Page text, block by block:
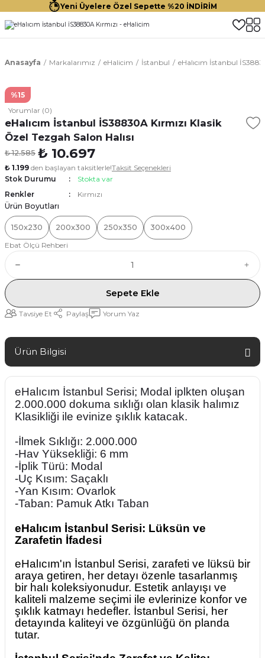
Yeni Üyelere Özel Sepette %20 İNDİRİM
Anasayfa Markalarımız eHalicim İstanbul eHalıcım İstanbul
%15
Yorumlar (0)
eHalıcım İstanbul İS38830A Kırmızı Klasik
Özel Tezgah Salon Halısı
₺ 12.585 ₺ 10.697
₺ 1.199 den başlayan taksitlerle!Taksit Seçenekleri
Stok Durumu
Stokta var
Renkler
Kırmızı
Ürün Boyutları
150x230 200x300 250x350
300x400
Ebat Ölçü Rehberi
Sepete Ekle
Tavsiye Et Paylaş Yorum Yaz
Ürün Bilgisi
eHalıcım İstanbul Serisi; Modal iplkten oluşan
2.000.000 dokuma sıklığı olan klasik halımız
Klasikliği ile evinize şıklık katacak.
-İlmek Sıklığı: 2.000.000
-Hav Yüksekliği: 6 mm
-İplik Türü: Modal
-Uç Kısım: Saçaklı
-Yan Kısım: Ovarlok
-Taban: Pamuk Atkı Taban
eHalıcım İstanbul Serisi: Lüksün ve
Zarafetin İfadesi
eHalıcım'ın İstanbul Serisi, zarafeti ve lüksü bir
araya getiren, her detayı özenle tasarlanmış
bir halı koleksiyonudur. Estetik anlayışı ve
kaliteli malzeme seçimi ile evlerinize konfor ve
şıklık katmayı hedefler. İstanbul Serisi, her
detayında kaliteyi ve özgünlüğü ön planda
tutar.